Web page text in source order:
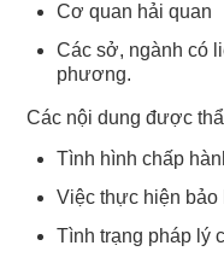
Cơ quan hải quan
Các sở, ngành có
phương.
Các nội dung được
Tình hình chấp
Việc thực hiện bảo
Tình trạng pháp lý